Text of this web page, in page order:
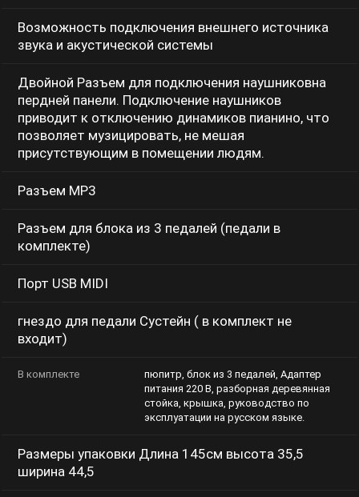
Возможность подключения внешнего источника
звука и акустической системы
Двойной Разъем для подключения наушниковна
пердней панели. Подключение наушников
приводит к отключению динамиков пианино, что
позволяет музицировать, не мешая
присутствующим в помещении людям.
Разъем МР3
Разъем для блока из 3 педалей (педали в
комплекте)
Порт USB MIDI
гнездо для педали Сустейн ( в комплект не
входит)
В комплекте
пюпитр, блок из 3 педалей, Адаптер
питания 220 В, разборная деревянная
стойка, крышка, руководство по
эксплуатации на русском языке.
Размеры упаковки Длина 145см высота 35,5
ширина 44,5